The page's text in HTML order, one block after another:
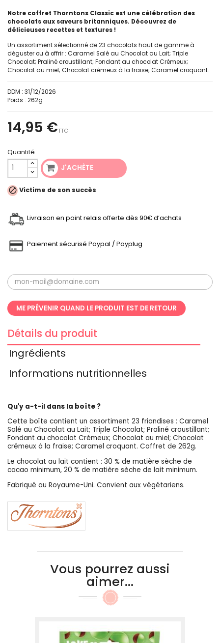
Notre coffret Thorntons Classic est une célébration des
chocolats aux saveurs britanniques. Découvrez de
délicieuses recettes et textures !
Un assortiment sélectionné de 23 chocolats haut de gamme à
déguster ou à offrir : Caramel Salé au Chocolat au Lait; Triple
Chocolat; Praliné croustillant; Fondant au chocolat Crémeux;
Chocolat au miel; Chocolat crémeux à la fraise; Caramel croquant.
DDM : 31/12/2026
Poids : 262g
14,95 €TTC
Quantité
J'ACHÈTE
 Victime de son succès
Livraison en point relais offerte dès 90€ d’achats
Paiement sécurisé Paypal / Payplug
ME PRÉVENIR QUAND LE PRODUIT EST DE RETOUR
Détails du produit
Ingrédients
Informations nutritionnelles
Qu'y a-t-il dans la boîte ?
Cette boîte contient un assortiment 23 friandises : Caramel
Salé au Chocolat au Lait; Triple Chocolat; Praliné croustillant;
Fondant au chocolat Crémeux; Chocolat au miel; Chocolat
crémeux à la fraise; Caramel croquant. Coffret de 262g.
Le chocolat au lait contient : 30 % de matière sèche de
cacao minimum, 20 % de matière sèche de lait minimum.
Fabriqué au Royaume-Uni. Convient aux végétariens.
Vous pourrez aussi
aimer...